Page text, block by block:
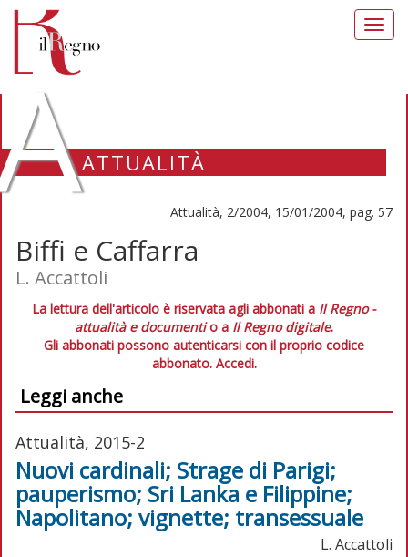
ATTUALITÀ
Attualità, 2/2004, 15/01/2004, pag. 57
Biffi e Caffarra
L. Accattoli
La lettura dell'articolo è riservata agli abbonati a Il Regno -
attualità e documentio a Il Regno digitale.
Gli abbonati possono autenticarsi con il proprio codice
abbonato. Accedi.
Leggi anche
Attualità, 2015-2
Nuovi cardinali; Strage di Parigi;
pauperismo; Sri Lanka e Filippine;
Napolitano; vignette; transessuale
L. Accattoli